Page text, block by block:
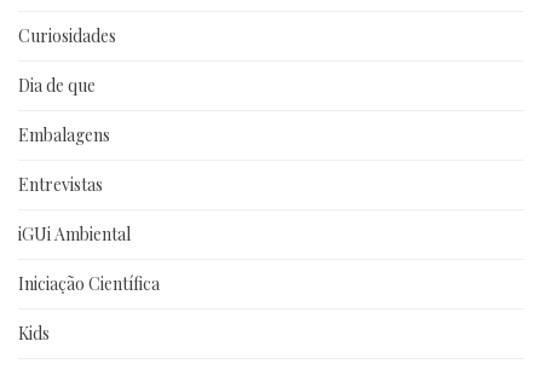
Curiosidades
Dia de que
Embalagens
Entrevistas
iGUi Ambiental
Iniciação Científica
Kids